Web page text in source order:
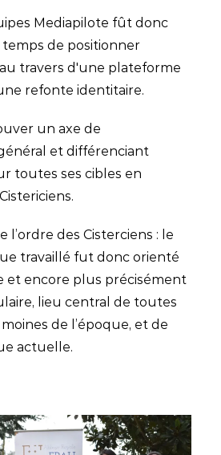
Mediapilote fût donc
de positionner
au travers d'une plateforme
refonte identitaire.
un axe de
et différenciant
toutes ses cibles en
l’ordre des Cisterciens : le
travaillé fut donc orienté
et encore plus précisément
lieu central de toutes
moines de l’époque, et de
actuelle.